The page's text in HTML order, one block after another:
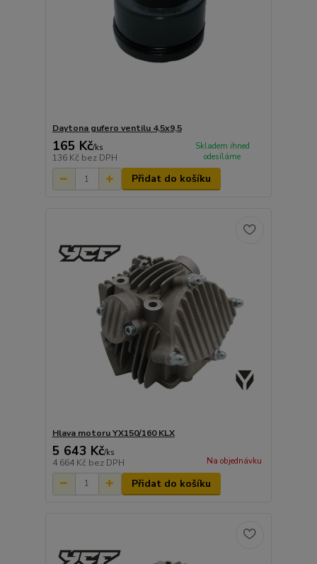
Daytona gufero ventilu 4,5x9,5
165 Kč/ks
136 Kč bez DPH
Skladem ihned
odesíláme
Přidat do košíku
Hlava motoru YX150/160 KLX
5 643 Kč/ks
4 664 Kč bez DPH Na objednávku
Přidat do košíku